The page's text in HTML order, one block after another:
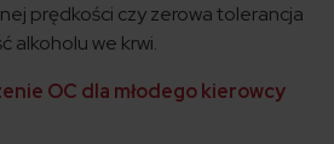
prędkości czy zerowa tolerancja
alkoholu we krwi.
OC dla młodego kierowcy